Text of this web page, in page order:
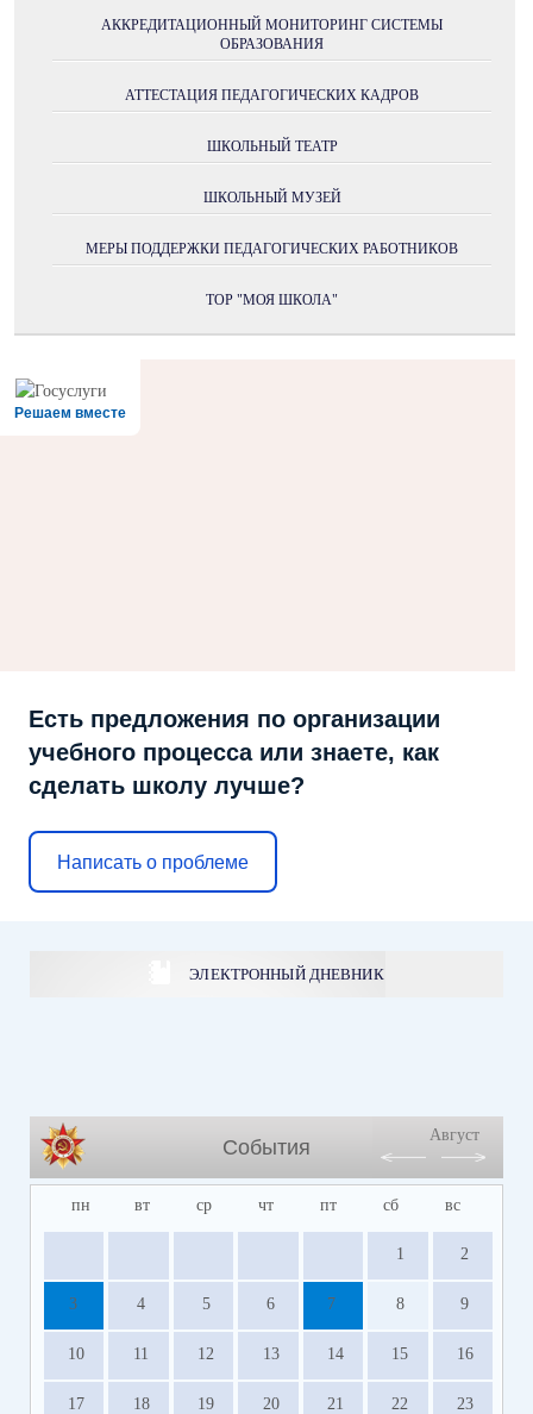
АККРЕДИТАЦИОННЫЙ МОНИТОРИНГ СИСТЕМЫ
ОБРАЗОВАНИЯ
АТТЕСТАЦИЯ ПЕДАГОГИЧЕСКИХ КАДРОВ
ШКОЛЬНЫЙ ТЕАТР
ШКОЛЬНЫЙ МУЗЕЙ
МЕРЫ ПОДДЕРЖКИ ПЕДАГОГИЧЕСКИХ РАБОТНИКОВ
ТОР "МОЯ ШКОЛА"
Решаем вместе
Есть предложения по организации
учебного процесса или знаете, как
сделать школу лучше?
Написать о проблеме
ЭЛЕКТРОННЫЙ ДНЕВНИК
События
Август
пн вт ср чт пт сб вс
1 2
3 4 5 6 7 8 9
10 11 12 13 14 15 16
17 18 19 20 21 22 23